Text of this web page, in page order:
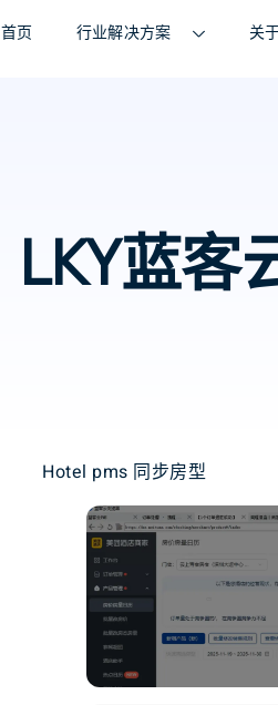
首页 行业解决方案 关
LKY蓝客
Hotel pms 同步房型